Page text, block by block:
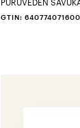
GTIN: